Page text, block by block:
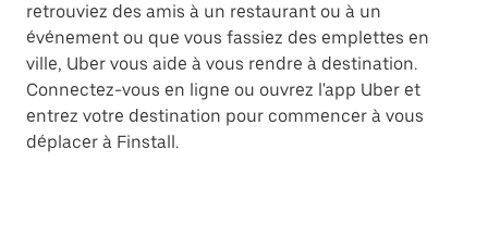
retrouviez des amis à un restaurant ou à un
événement ou que vous fassiez des emplettes en
ville, Uber vous aide à vous rendre à destination.
Connectez-vous en ligne ou ouvrez l'app Uber et
entrez votre destination pour commencer à vous
déplacer à Finstall.